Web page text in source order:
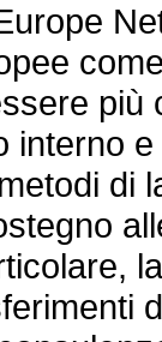
interno
di